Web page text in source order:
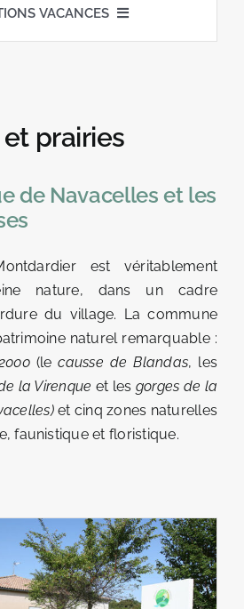
VACANCES
prairies
de Navacelles et les
est véritablement
nature, dans un cadre
du village. La commune
naturel remarquable :
(lecausse de Blandas, les
la Virenque et les gorges de la
et cinq zones naturelles
faunistique et floristique.